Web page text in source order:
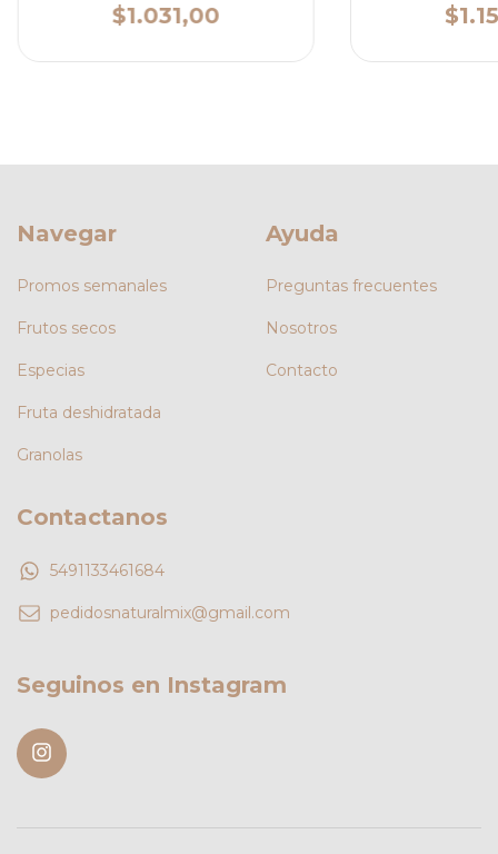
$1.031,00
Navegar
Promos semanales
Frutos secos
Especias
Fruta deshidratada
Granolas
Ayuda
Preguntas frecuentes
Nosotros
Contacto
Contactanos
5491133461684
pedidosnaturalmix@gmail.com
Seguinos en Instagram